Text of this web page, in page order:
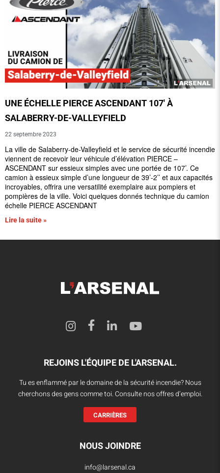
UNE ÉCHELLE PIERCE ASCENDANT 107′ À
SALABERRY-DE-VALLEYFIELD
22 septembre 2023
La ville de Salaberry-de-Valleyfield et le service de sécurité incendie
viennent de recevoir leur véhicule d’élévation PIERCE –
ASCENDANT sur essieux simples avec une portée de 107’. Ce
camion à essieux simple d’une longueur de 39’-2’’ et aux capacités
incroyables, offrira une versatilité exemplaire aux pompiers et
pompières de la ville. Voici quelques donnés technique du camion
échelle PIERCE ASCENDANT
Lire la suite »
REJOINS L'ÉQUIPE DE L'ARSENAL.
Tu es enflammé par le domaine de la sécurité incendie? Nous
cherchons des gens comme toi. Consulte nos offres d’emploi.
CARRIÈRES
NOUS JOINDRE
info@larsenal.ca